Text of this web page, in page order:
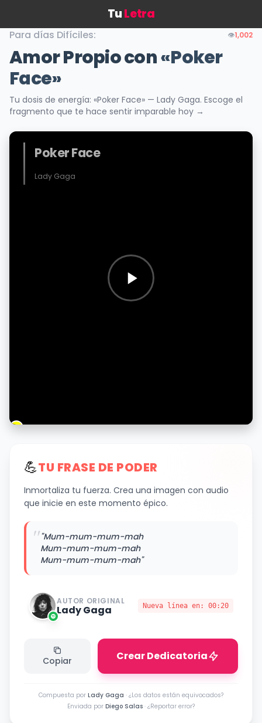
TuLetra
Para días Difíciles: 👁️1,002
Amor Propio con«Poker
Face»
Tu dosis de energía: «Poker Face» — Lady Gaga. Escoge el
fragmento que te hace sentir imparable hoy →
Poker Face
Lady Gaga
💪TU FRASE DE PODER
Inmortaliza tu fuerza. Crea una imagen con audio
que inicie en este momento épico.
""Mum-mum-mum-mah
Mum-mum-mum-mah
Mum-mum-mum-mah"
AUTOR ORIGINAL
Lady Gaga Nueva línea en: 00:20
Copiar Crear Dedicatoria
Compuesta por Lady Gaga · ¿Los datos están equivocados?
Enviada por Diego Salas · ¿Reportar error?